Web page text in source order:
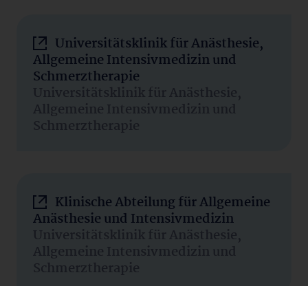
Universitätsklinik für Anästhesie,
Allgemeine Intensivmedizin und
Schmerztherapie
Universitätsklinik für Anästhesie,
Allgemeine Intensivmedizin und
Schmerztherapie
Klinische Abteilung für Allgemeine
Anästhesie und Intensivmedizin
Universitätsklinik für Anästhesie,
Allgemeine Intensivmedizin und
Schmerztherapie